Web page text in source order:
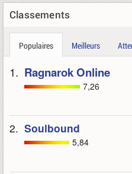
Classements
Populaires Meilleurs
1. Ragnarok Online
7,26
2. Soulbound
5,84